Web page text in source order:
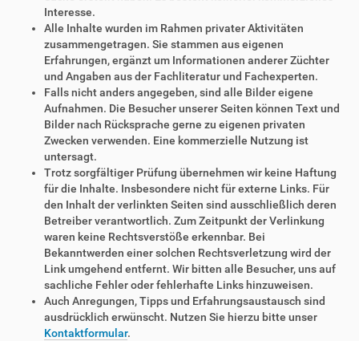
Interesse.
Alle Inhalte wurden im Rahmen privater Aktivitäten
zusammengetragen. Sie stammen aus eigenen
Erfahrungen, ergänzt um Informationen anderer Züchter
und Angaben aus der Fachliteratur und Fachexperten.
Falls nicht anders angegeben, sind alle Bilder eigene
Aufnahmen. Die Besucher unserer Seiten können Text und
Bilder nach Rücksprache gerne zu eigenen privaten
Zwecken verwenden. Eine kommerzielle Nutzung ist
untersagt.
Trotz sorgfältiger Prüfung übernehmen wir keine Haftung
für die Inhalte. Insbesondere nicht für externe Links. Für
den Inhalt der verlinkten Seiten sind ausschließlich deren
Betreiber verantwortlich. Zum Zeitpunkt der Verlinkung
waren keine Rechtsverstöße erkennbar. Bei
Bekanntwerden einer solchen Rechtsverletzung wird der
Link umgehend entfernt. Wir bitten alle Besucher, uns auf
sachliche Fehler oder fehlerhafte Links hinzuweisen.
Auch Anregungen, Tipps und Erfahrungsaustausch sind
ausdrücklich erwünscht. Nutzen Sie hierzu bitte unser
Kontaktformular.